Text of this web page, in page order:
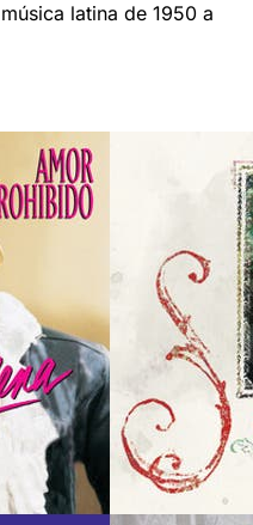
latina de 1950 a